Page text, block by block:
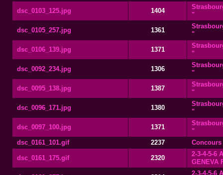
dsc_0103_125.jpg 1404
"
dsc_0105_257.jpg 1361
"
dsc_0106_139.jpg 1371
"
dsc_0092_234.jpg 1306
"
dsc_0095_138.jpg 1387
"
dsc_0096_171.jpg 1380
"
dsc_0097_100.jpg 1371
"
dsc_0161_101.gif
2237 Concours
dsc_0161_175.gif 2320
2-3-4-5-6
GENEVA
2-3-4-5-6